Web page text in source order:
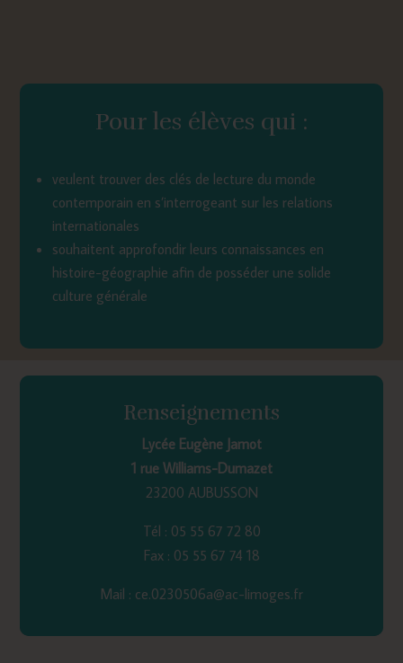
Pour les élèves qui :
veulent trouver des clés de lecture du monde
contemporain en s’interrogeant sur les relations
internationales
souhaitent approfondir leurs connaissances en
histoire-géographie afin de posséder une solide
culture générale
Renseignements
Lycée Eugène Jamot
1 rue Williams-Dumazet
23200 AUBUSSON
Tél : 05 55 67 72 80
Fax : 05 55 67 74 18
Mail : ce.0230506a@ac-limoges.fr